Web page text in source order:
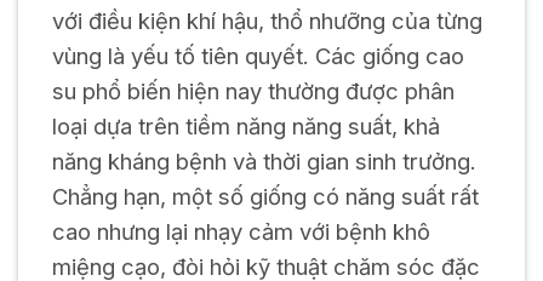
với điều kiện khí hậu, thổ nhưỡng của từng
vùng là yếu tố tiên quyết. Các giống cao
su phổ biến hiện nay thường được phân
loại dựa trên tiềm năng năng suất, khả
năng kháng bệnh và thời gian sinh trưởng.
Chẳng hạn, một số giống có năng suất rất
cao nhưng lại nhạy cảm với bệnh khô
miệng cạo, đòi hỏi kỹ thuật chăm sóc đặc